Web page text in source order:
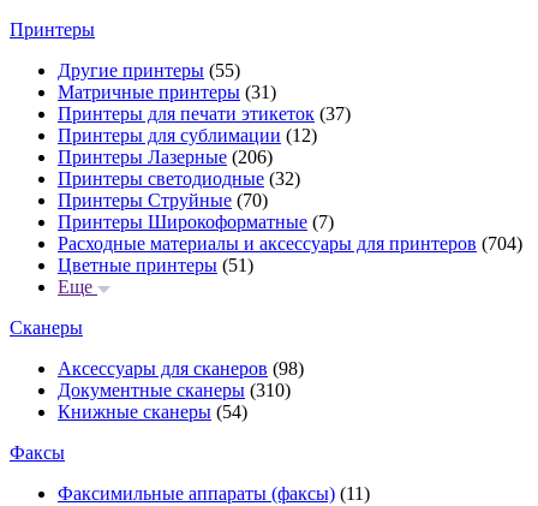
Принтеры
Другие принтеры (55)
Матричные принтеры (31)
Принтеры для печати этикеток (37)
Принтеры для сублимации (12)
Принтеры Лазерные (206)
Принтеры светодиодные (32)
Принтеры Струйные (70)
Принтеры Широкоформатные (7)
Расходные материалы и аксессуары для принтеров (704)
Цветные принтеры (51)
Еще
Сканеры
Аксессуары для сканеров (98)
Документные сканеры (310)
Книжные сканеры (54)
Факсы
Факсимильные аппараты (факсы) (11)